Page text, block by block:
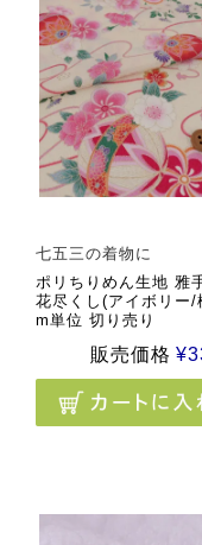
七五三の着物に
ポリちりめん生地 雅
花尽くし(アイボリー/
m単位 切り売り
販売価格 ¥